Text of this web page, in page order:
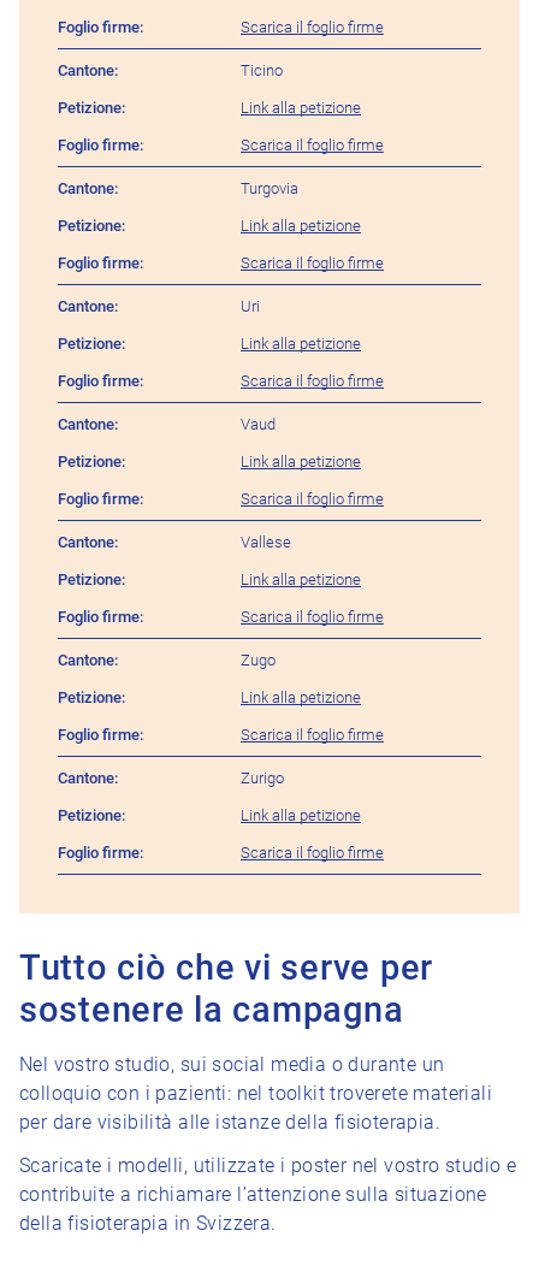
Scarica il foglio firme
Ticino
Link alla petizione
Scarica il foglio firme
Turgovia
Link alla petizione
Scarica il foglio firme
Uri
Link alla petizione
Scarica il foglio firme
Vaud
Link alla petizione
Scarica il foglio firme
Vallese
Link alla petizione
Scarica il foglio firme
Zugo
Link alla petizione
Scarica il foglio firme
Zurigo
Link alla petizione
Scarica il foglio firme
Tutto ciò che vi serve per
sostenere la campagna
Nel vostro studio, sui social media o durante un
colloquio con i pazienti: nel toolkit troverete materiali
per dare visibilità alle istanze della fisioterapia.
Scaricate i modelli, utilizzate i poster nel vostro studio e
contribuite a richiamare l’attenzione sulla situazione
della fisioterapia in Svizzera.